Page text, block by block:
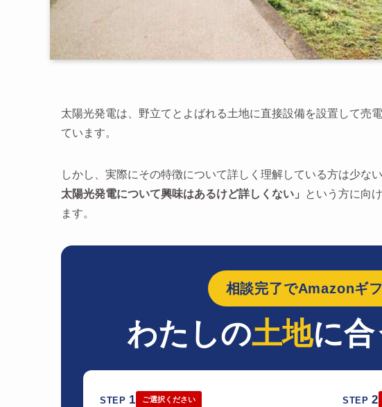
太陽光発電は、野立てとよばれる土地に直接設備を設置して売
ています。
しかし、実際にその特徴について詳しく理解している方は少な
太陽光発電について興味はあるけど詳しくない」
という方に向
ます。
相談完了でAmazonギ
わたしの土地に合
STEP 1 ご選択ください STEP2